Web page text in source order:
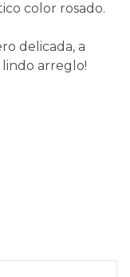
color rosado.
delicada, a
arreglo!